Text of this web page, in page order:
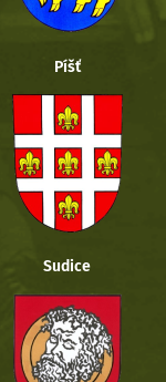
Píšť
Sudice